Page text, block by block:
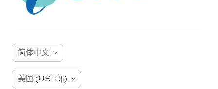
语
言
简体中文
国
美国 (USD $)